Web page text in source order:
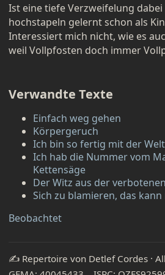
Ist eine tiefe Verzweifelung dabei
hochstapeln gelernt schon als
Interessiert mich nicht, wie es
weil Vollpfosten doch immer
Verwandte Texte
Einfach weg gehen
Körpergeruch
Ich bin so fertig mit der Welt
Ich hab die Nummer vom
Kettensäge
Der Witz aus der
Sich zu blamieren, das
Beobachtet
✍️ Repertoire von Detlef Cordes ·